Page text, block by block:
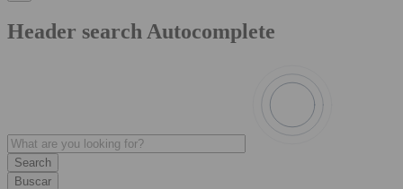
Header search Autocomplete
Buscar